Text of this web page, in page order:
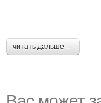
читать дальше →